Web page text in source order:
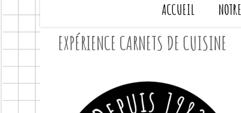
ACCUEIL
EXPÉRIENCE CARNETS DE CUISINE